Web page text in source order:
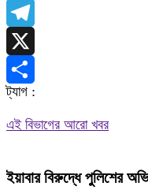
WhatsApp
Telegram
X
Share
ট্যাগ :
এই বিভাগের আরো খবর
ইয়াবার বিরুদ্ধে পুলিশের